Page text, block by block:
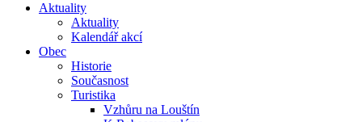
Aktuality
Aktuality
Kalendář akcí
Obec
Historie
Současnost
Turistika
Vzhůru na Louštín